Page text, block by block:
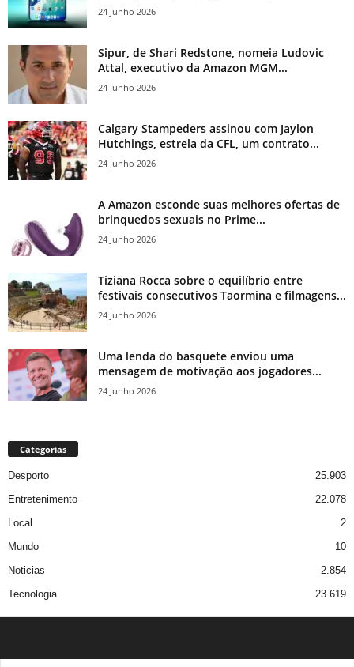
24 Junho 2026
Sipur, de Shari Redstone, nomeia Ludovic
Attal, executivo da Amazon MGM...
24 Junho 2026
Calgary Stampeders assinou com Jaylon
Hutchings, estrela da CFL, um contrato...
24 Junho 2026
A Amazon esconde suas melhores ofertas de
brinquedos sexuais no Prime...
24 Junho 2026
Tiziana Rocca sobre o equilíbrio entre
festivais consecutivos Taormina e filmagens...
24 Junho 2026
Uma lenda do basquete enviou uma
mensagem de motivação aos jogadores...
24 Junho 2026
Categorias
Desporto
25.903
Entretenimento
22.078
Local
2
Mundo
10
Noticias
2.854
Tecnologia
23.619